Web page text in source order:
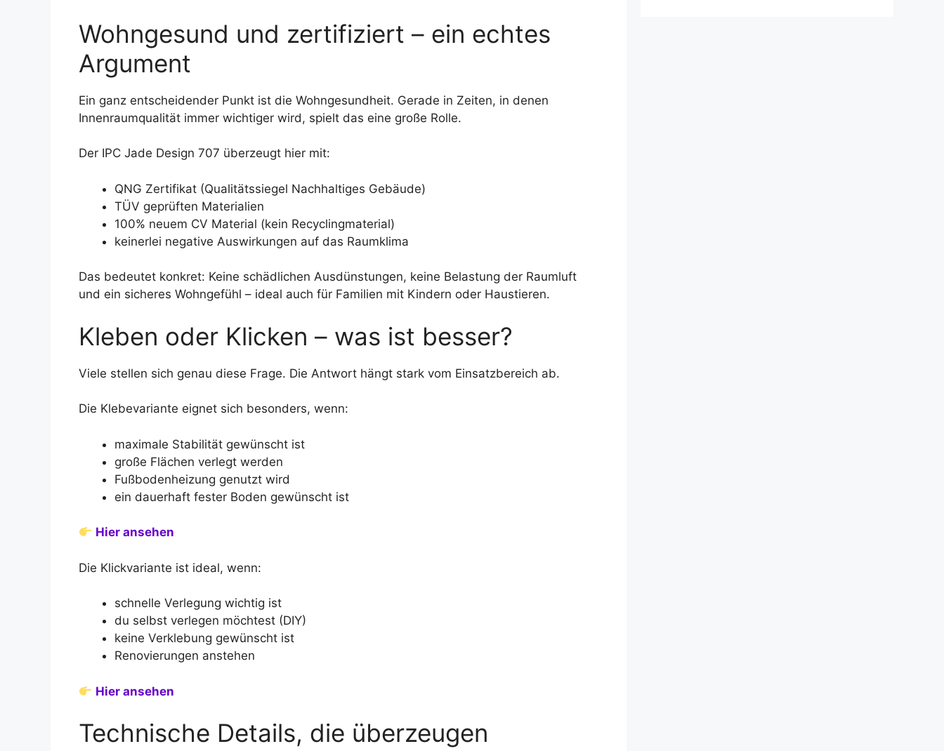
Wohngesund und zertifiziert – ein echtes
Argument
Ein ganz entscheidender Punkt ist die Wohngesundheit. Gerade in Zeiten, in denen
Innenraumqualität immer wichtiger wird, spielt das eine große Rolle.
Der IPC Jade Design 707 überzeugt hier mit:
QNG Zertifikat (Qualitätssiegel Nachhaltiges Gebäude)
TÜV geprüften Materialien
100% neuem CV Material (kein Recyclingmaterial)
keinerlei negative Auswirkungen auf das Raumklima
Das bedeutet konkret: Keine schädlichen Ausdünstungen, keine Belastung der Raumluft
und ein sicheres Wohngefühl – ideal auch für Familien mit Kindern oder Haustieren.
Kleben oder Klicken – was ist besser?
Viele stellen sich genau diese Frage. Die Antwort hängt stark vom Einsatzbereich ab.
Die Klebevariante eignet sich besonders, wenn:
maximale Stabilität gewünscht ist
große Flächen verlegt werden
Fußbodenheizung genutzt wird
ein dauerhaft fester Boden gewünscht ist
Hier ansehen
Die Klickvariante ist ideal, wenn:
schnelle Verlegung wichtig ist
du selbst verlegen möchtest (DIY)
keine Verklebung gewünscht ist
Renovierungen anstehen
Hier ansehen
Technische Details, die überzeugen